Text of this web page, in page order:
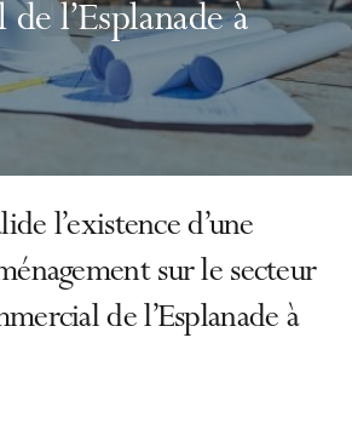
l’Esplanade à
l’existence d’une
sur le secteur
de l’Esplanade à